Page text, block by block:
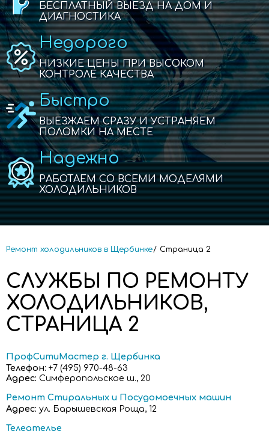
БЕСПЛАТНЫЙ ВЫЕЗД НА ДОМ И
ДИАГНОСТИКА
Недорого
НИЗКИЕ ЦЕНЫ ПРИ ВЫСОКОМ
КОНТРОЛЕ КАЧЕСТВА
Быстро
ВЫЕЗЖАЕМ СРАЗУ И УСТРАНЯЕМ
ПОЛОМКИ НА МЕСТЕ
Надежно
РАБОТАЕМ СО ВСЕМИ МОДЕЛЯМИ
ХОЛОДИЛЬНИКОВ
Ремонт холодильников в Щербинке Страница 2
CЛУЖБЫ ПО РЕМОНТУ
ХОЛОДИЛЬНИКОВ,
CТРАНИЦА 2
ПрофСитиМастер г. Щербинка
Телефон: +7 (495) 970-48-63
Адрес: Симферопольское ш., 20
Ремонт Стиральных и Посудомоечных машин
Адрес: ул. Барышевская Роща, 12
Телеателье